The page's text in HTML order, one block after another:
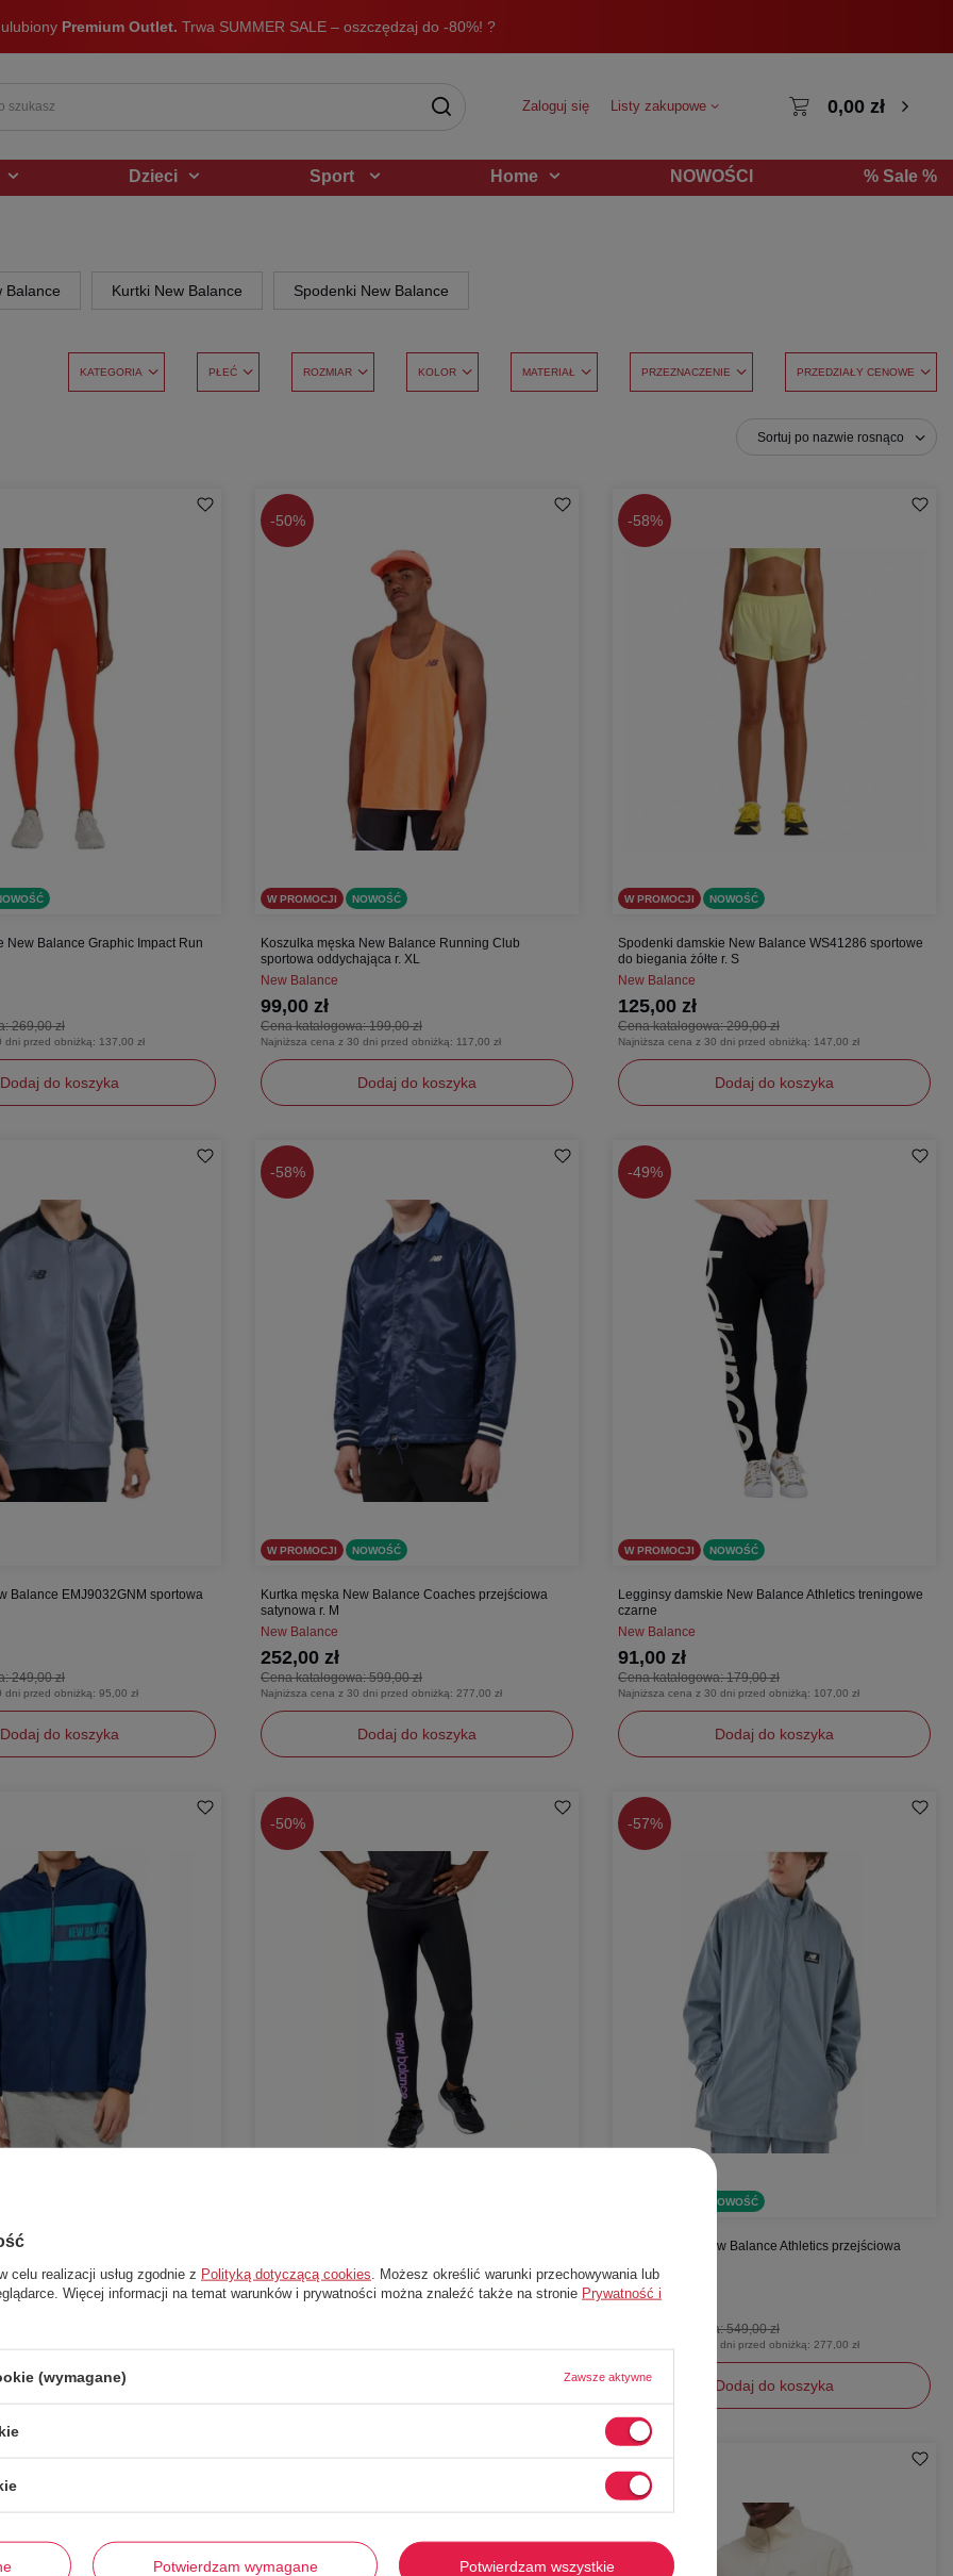
Premium Outlet. Trwa SUMMER SALE – oszczędzaj do -80%! ?
Zaloguj się Listy zakupowe 0,00 zł
Dzieci Sport Home NOWOŚCI % Sale %
Balance Kurtki New Balance Spodenki New Balance
KATEGORIA PŁEĆ ROZMIAR KOLOR MATERIAŁ PRZEZNACZENIE PRZEDZIAŁY CENOWE
Sortuj po nazwie rosnąco
New Balance Graphic Impact Run
269,00 zł
dni przed obniżką: 137,00 zł
Dodaj do koszyka
-50%
W PROMOCJI NOWOŚĆ
Koszulka męska New Balance Running Club
sportowa oddychająca r. XL
New Balance
Cena katalogowa:199,00 zł
99,00 zł
Najniższa cena z 30 dni przed obniżką: 117,00 zł
Dodaj do koszyka
XL
-58%
W PROMOCJI NOWOŚĆ
Spodenki damskie New Balance WS41286 sportowe
do biegania żółte r. S
New Balance
Cena katalogowa:299,00 zł
125,00 zł
Najniższa cena z 30 dni przed obniżką: 147,00 zł
Dodaj do koszyka
S
Balance EMJ9032GNM sportowa
249,00 zł
dni przed obniżką: 95,00 zł
Dodaj do koszyka
-58%
W PROMOCJI NOWOŚĆ
Kurtka męska New Balance Coaches przejściowa
satynowa r. M
New Balance
Cena katalogowa:599,00 zł
252,00 zł
Najniższa cena z 30 dni przed obniżką: 277,00 zł
Dodaj do koszyka
M
-49%
W PROMOCJI NOWOŚĆ
Legginsy damskie New Balance Athletics treningowe
czarne
New Balance
Cena katalogowa:179,00 zł
91,00 zł
Najniższa cena z 30 dni przed obniżką: 107,00 zł
Dodaj do koszyka
XS/S
Balance Wind Defy sportowa
Dodaj do koszyka
-50%
New Balance
-57%
NOWOŚĆ
Kurtka męska New Balance Athletics przejściowa
New Balance
Cena katalogowa:549,00 zł
Najniższa cena z 30 dni przed obniżką: 277,00 zł
Dodaj do koszyka
-58%
celu realizacji usług zgodnie z Polityką dotyczącą cookies . Możesz określić warunki przechowywania lub
Więcej informacji na temat warunków i prywatności można znaleźć także na stronie Prywatność i
(wymagane) Zawsze aktywne
Potwierdzam wymagane Potwierdzam wszystkie